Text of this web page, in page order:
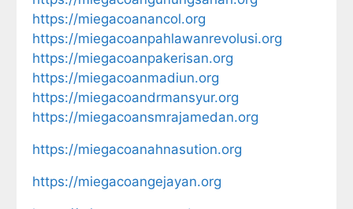
https://miegacoanancol.org
https://miegacoanpahlawanrevolusi.org
https://miegacoanpakerisan.org
https://miegacoanmadiun.org
https://miegacoandrmansyur.org
https://miegacoansmrajamedan.org
https://miegacoanahnasution.org
https://miegacoangejayan.org